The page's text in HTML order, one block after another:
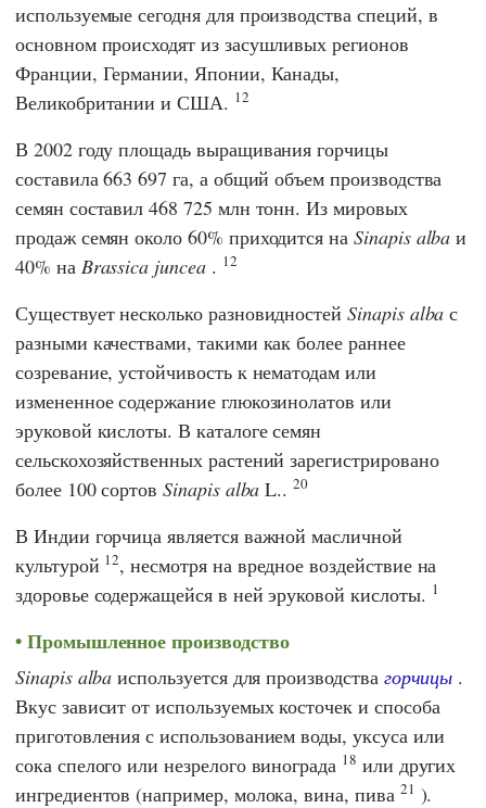
используемые сегодня для производства специй, в
основном происходят из засушливых регионов
Франции, Германии, Японии, Канады,
Великобритании и США. 12
В 2002 году площадь выращивания горчицы
составила 663 697 га, а общий объем производства
семян составил 468 725 млн тонн. Из мировых
продаж семян около 60% приходится наSinapis alba и
40% на Brassica juncea. 12
Существует несколько разновидностейSinapis alba с
разными качествами, такими как более раннее
созревание, устойчивость к нематодам или
измененное содержание глюкозинолатов или
эруковой кислоты. В каталоге семян
сельскохозяйственных растений зарегистрировано
более 100 сортовSinapis alba L..20
В Индии горчица является важной масличной
культурой 12, несмотря на вредное воздействие на
здоровье содержащейся в ней эруковой кислоты. 1
Промышленное производство
Sinapis alba используется для производства горчицы .
Вкус зависит от используемых косточек и способа
приготовления с использованием воды, уксуса или
сока спелого или незрелого винограда 18 или других
ингредиентов (например, молока, вина, пива 21 ).